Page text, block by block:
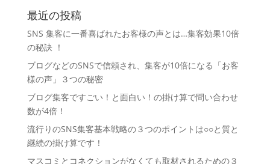
最近の投稿
SNS 集客に一番喜ばれたお客様の声とは…集客効果10倍
の秘訣 ！
ブログなどのSNSで信頼され、集客が10倍になる「お客
様の声」３つの秘密
ブログ集客ですごい！と面白い！の掛け算で問い合わせ
数が4倍！
流行りのSNS集客基本戦略の３つのポイントは○○と質と
継続の掛け算です！
マスコミとコネクションがなくても取材されるための３